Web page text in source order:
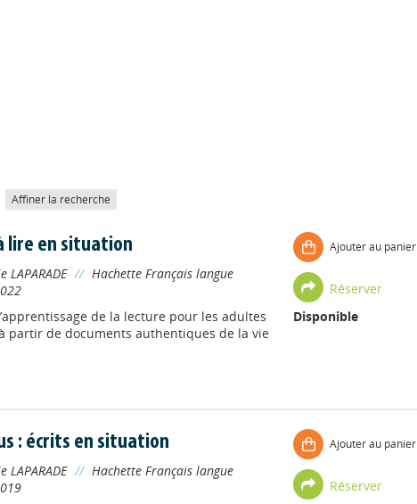
Affiner la recherche
lire en situation
LAPARADE // Hachette Français langue
de la lecture pour les adultes
partir de documents authentiques de la vie
Ajouter au panier
Réserver
Disponible
: écrits en situation
LAPARADE // Hachette Français langue
Ajouter au panier
Réserver